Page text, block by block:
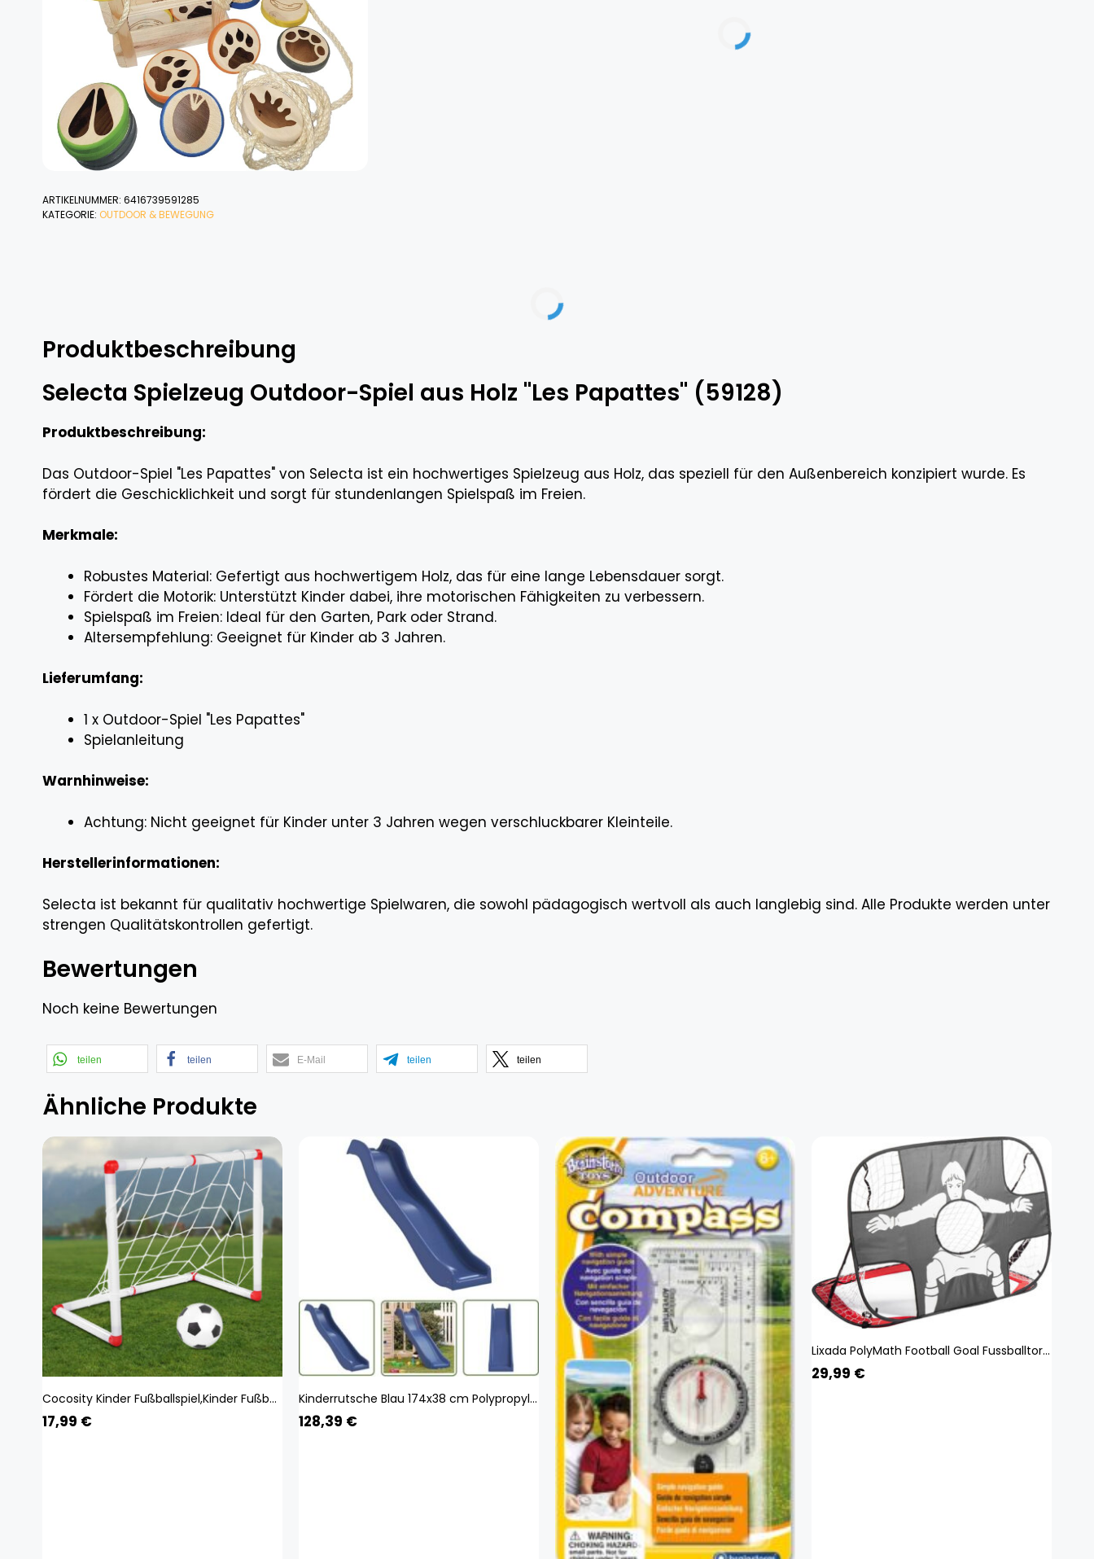
ARTIKELNUMMER: 6416739591285
KATEGORIE: OUTDOOR & BEWEGUNG
Produktbeschreibung
Selecta Spielzeug Outdoor-Spiel aus Holz "Les Papattes" (59128)
Produktbeschreibung:
Das Outdoor-Spiel "Les Papattes" von Selecta ist ein hochwertiges Spielzeug aus Holz, das speziell für den Außenbereich konzipiert wurde. Es
fördert die Geschicklichkeit und sorgt für stundenlangen Spielspaß im Freien.
Merkmale:
Robustes Material: Gefertigt aus hochwertigem Holz, das für eine lange Lebensdauer sorgt.
Fördert die Motorik: Unterstützt Kinder dabei, ihre motorischen Fähigkeiten zu verbessern.
Spielspaß im Freien: Ideal für den Garten, Park oder Strand.
Altersempfehlung: Geeignet für Kinder ab 3 Jahren.
Lieferumfang:
1 x Outdoor-Spiel "Les Papattes"
Spielanleitung
Warnhinweise:
Achtung: Nicht geeignet für Kinder unter 3 Jahren wegen verschluckbarer Kleinteile.
Herstellerinformationen:
Selecta ist bekannt für qualitativ hochwertige Spielwaren, die sowohl pädagogisch wertvoll als auch langlebig sind. Alle Produkte werden unter
strengen Qualitätskontrollen gefertigt.
Bewertungen
Noch keine Bewertungen
teilen teilen E-Mail teilen teilen
Ähnliche Produkte
Cocosity Kinder Fußballspiel,Kinder Fußballtor,Kinder Fußballtor,Fußballtor Spielzeug,Outdoor Fußballtor
17,99 €
Kinderrutsche Blau 174x38 cm Polypropylen - Kinder Rutsche - Blau - Polypropylen - Gartenspielplatz - Outdoor Spielzeug - The Living Store
128,39 €
Lixada PolyMath Football Goal Fussballtor, Pop Up Portable Spielzeug Goal Frame Outdoor Folding Training Shooting Target Net Football Goal
29,99 €